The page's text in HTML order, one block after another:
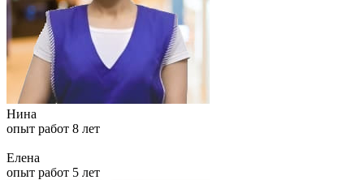
Нина
опыт работ 8 лет
Елена
опыт работ 5 лет